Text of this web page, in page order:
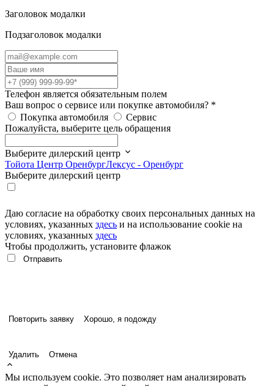
Заголовок модалки
Подзаголовок модалки
Телефон является обязательным полем
Ваш вопрос о сервисе или покупке автомобиля? *
Покупка автомобиля
Сервис
Пожалуйста, выберите цель обращения
Выберите дилерский центр
Тойота Центр ОренбургЛексус - Оренбург
Выберите дилерский центр
Даю согласие на обработку своих персональных данных на
условиях, указанных здесь и на использование cookie на
условиях, указанных здесь
Чтобы продолжить, установите флажок
Повторить заявку Хорошо, я подожду
Удалить Отмена
Мы используем cookie. Это позволяет нам анализировать